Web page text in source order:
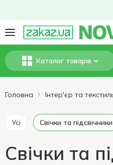
Каталог товарів
Головна Інтер'єр та
Усі Свічки та підсвічники
Свічки та